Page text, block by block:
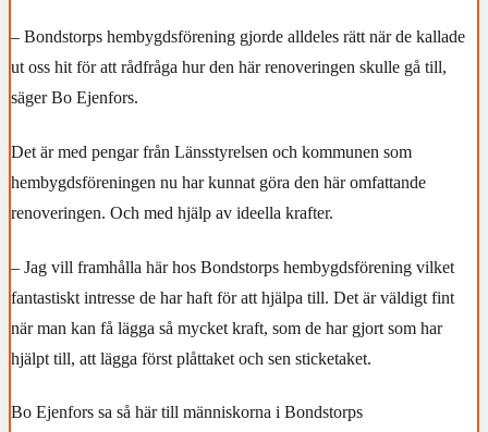
– Bondstorps hembygdsförening gjorde alldeles rätt när de kallade
ut oss hit för att rådfråga hur den här renoveringen skulle gå till,
säger Bo Ejenfors.
Det är med pengar från Länsstyrelsen och kommunen som
hembygdsföreningen nu har kunnat göra den här omfattande
renoveringen. Och med hjälp av ideella krafter.
– Jag vill framhålla här hos Bondstorps hembygdsförening vilket
fantastiskt intresse de har haft för att hjälpa till. Det är väldigt fint
när man kan få lägga så mycket kraft, som de har gjort som har
hjälpt till, att lägga först plåttaket och sen sticketaket.
Bo Ejenfors sa så här till människorna i Bondstorps